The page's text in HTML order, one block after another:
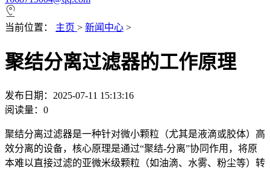
当前位置： 主页 > 新闻中心 >
聚结分离过滤器的工作原理
发布日期：2025-07-11 15:13:16
阅读量： 0
聚结分离过滤器是一种针对微小颗粒（尤其是液滴或胶体）高
效分离的设备，核心原理是通过“聚结-分离”协同作用，将原
本难以直接过滤的亚微米级颗粒（如油滴、水雾、粉尘等）转